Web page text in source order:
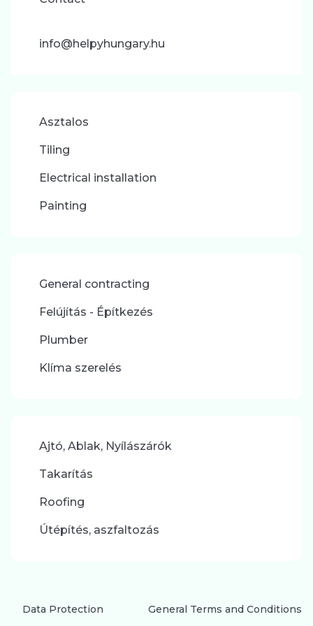
info@helpyhungary.hu
Asztalos
Tiling
Electrical installation
Painting
General contracting
Felújítás - Építkezés
Plumber
Klíma szerelés
Ajtó, Ablak, Nyílászárók
Takarítás
Roofing
Útépítés, aszfaltozás
Data Protection General Terms and Conditions